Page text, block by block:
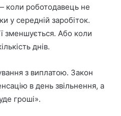
коли роботодавець не
у середній заробіток.
зменшується. Або коли
днів.
з виплатою. Закон
в день звільнення, а
гроші».